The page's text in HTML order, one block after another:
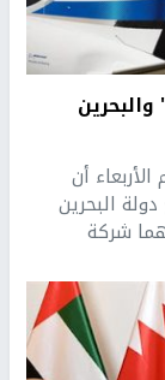
أن
البحرين
شركة